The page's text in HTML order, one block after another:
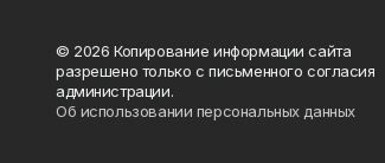
© 2026 Копирование информации сайта
разрешено только с письменного согласия
администрации.
Об использовании персональных данных